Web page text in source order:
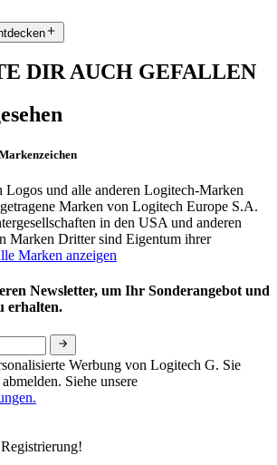
DIR AUCH GEFALLEN
und alle anderen Logitech-Marken
Marken von Logitech Europe S.A.
in den USA und anderen
Marken Dritter sind Eigentum ihrer
Marken anzeigen
Newsletter, um Ihr Sonderangebot und
erhalten.
Werbung von Logitech G. Sie
Siehe unsere